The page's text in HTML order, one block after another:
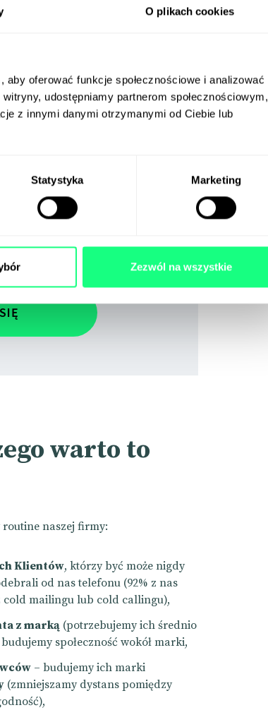
O plikach cookies
oferować funkcje społecznościowe i analizować
udostępniamy partnerom społecznościowym,
z innymi danymi otrzymanymi od Ciebie lub
Statystyka Marketing
Zezwól na wszystkie
na
. Strona jest chroniona
warto to
naszej firmy:
Klientów, którzy być może nigdy
od nas telefonu (92% z nas
cold mailingu lub cold callingu),
z marką (potrzebujemy ich średnio
społeczność wokół marki,
– budujemy ich marki
(zmniejszamy dystans pomiędzy